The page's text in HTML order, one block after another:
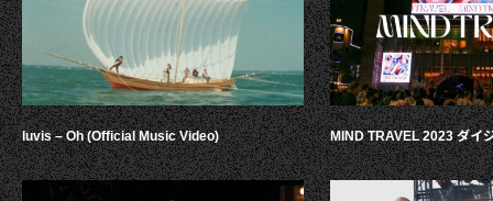
luvis – Oh (Official Music Video) MIND TRAVEL 2023 ダイ